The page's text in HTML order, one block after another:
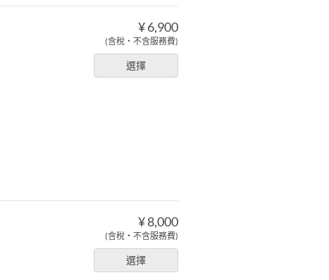
¥ 6,900
(含稅・不含服務費)
選擇
¥ 8,000
(含稅・不含服務費)
選擇